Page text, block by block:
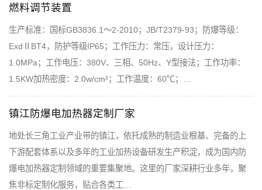
燃料调节装置
生产标准：国标GB3836.1～2-2010；JB/T2379-93；防爆等级：
ExdⅡBT4，防护等级IP65；工作压力：常压，设计压力：
1.0MPa；工作电压：380V、三相、50Hz、Y型接法；工作功率：
1.5KW加热密度：2.0w/cm²；工作温度：60℃；…
镇江防爆电加热器定制厂家
地处长三角工业产业带的镇江，依托成熟的制造业根基、完备的上
下游配套体系以及多年的工业加热设备研发生产积淀，成为国内防
爆电加热器定制领域的重要集聚地。这里的厂家深耕行业多年，聚
焦非标定制化服务，贴合各类工…